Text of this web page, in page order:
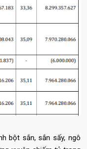
bột sắn, sắn sấy, ngô